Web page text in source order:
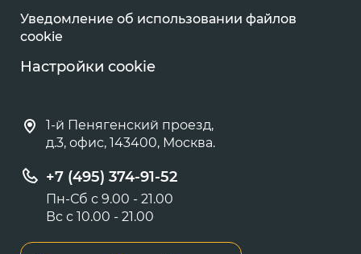
Уведомление об использовании файлов
cookie
Настройки cookie
1-й Пенягенский проезд,
д.3, офис, 143400, Москва.
+7 (495) 374-91-52
Пн-Сб с 9.00 - 21.00
Вс с 10.00 - 21.00